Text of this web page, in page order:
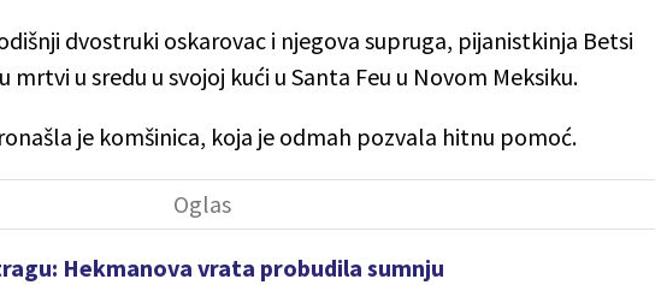
dvostruki oskarovac i njegova supruga, pijanistkinja Betsi
mrtvi u sredu u svojoj kući u Santa Feu u Novom Meksiku.
je komšinica, koja je odmah pozvala hitnu pomoć.
Hekmanova vrata probudila sumnju